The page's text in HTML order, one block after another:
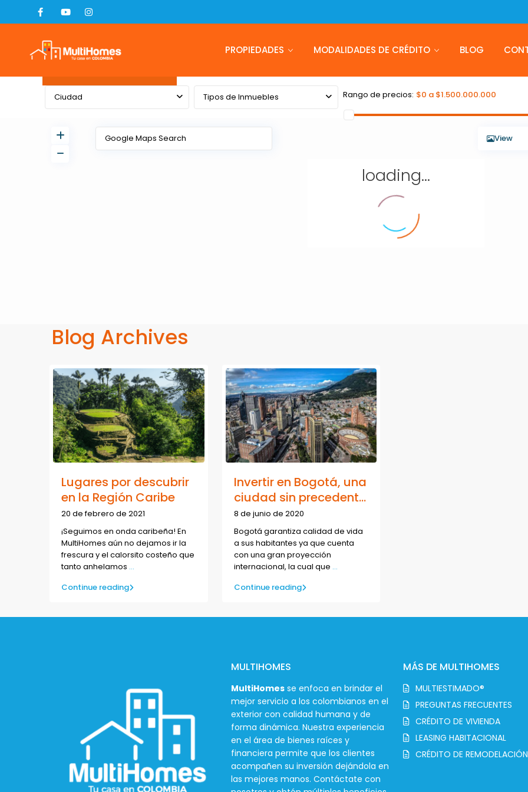
PROPIEDADES MODALIDADES DE CRÉDITO BLOG
Ciudad Tipos de Inmuebles Rango de precios: $0 a $1.500.000.000
loading...
View
Blog Archives
Lugares por descubrir
en la Región Caribe
20 de febrero de 2021
¡Seguimos en onda caribeña! En
MultiHomes aún no dejamos ir la
frescura y el calorsito costeño que
tanto anhelamos ...
Continue reading
Invertir en Bogotá, una
ciudad sin precedent...
8 de junio de 2020
Bogotá garantiza calidad de vida
a sus habitantes ya que cuenta
con una gran proyección
internacional, la cual que ...
Continue reading
MULTIHOMES
MultiHomesse enfoca en brindar el
mejor servicio a los colombianos en el
exterior con calidad humana y de
forma dinámica. Nuestra experiencia
en el área de bienes raíces y
financiera permite que los clientes
acompañen su inversión dejándola en
las mejores manos. Contáctate con
MÁS DE MULTIHOMES
MULTIESTIMADO®
PREGUNTAS FRECUENTES
CRÉDITO DE VIVIENDA
LEASING HABITACIONAL
CRÉDITO DE REMODELACIÓN